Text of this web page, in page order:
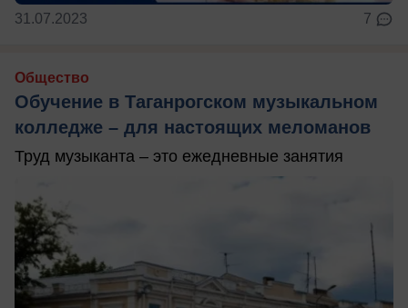
31.07.2023 7
Общество
Обучение в Таганрогском музыкальном
колледже – для настоящих меломанов
Труд музыканта – это ежедневные занятия